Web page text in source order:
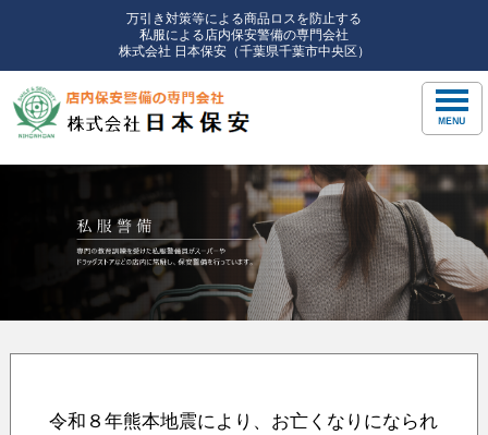
万引き対策等による商品ロスを防止する
私服による店内保安警備の専門会社
株式会社 日本保安（千葉県千葉市中央区）
令和８年熊本地震により、お亡くなりになられ